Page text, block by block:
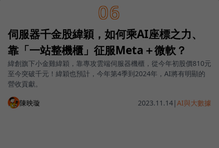
06
伺服器千金股緯穎，如何乘AI座標之力、
靠「一站整機櫃」征服Meta＋微軟？
緯創旗下小金雞緯穎，靠專攻雲端伺服器機櫃，從今年初股價810元
至今突破千元！緯穎也預計，今年第4季到2024年，AI將有明顯的
營收貢獻。
陳映璇 2023.11.14|AI與大數據